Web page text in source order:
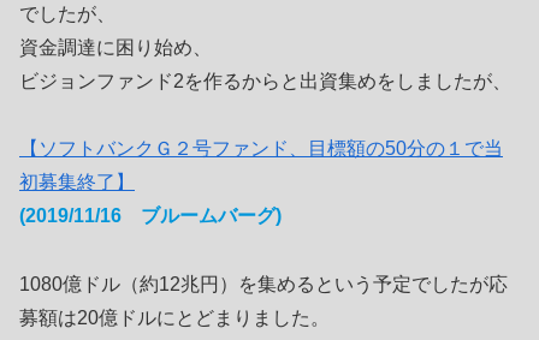
でしたが、
資金調達に困り始め、
ビジョンファンド2を作るからと出資集めをしましたが、
【ソフトバンクＧ２号ファンド、目標額の50分の１で当
初募集終了】
(2019/11/16 ブルームバーグ)
1080億ドル（約12兆円）を集めるという予定でしたが応
募額は20億ドルにとどまりました。